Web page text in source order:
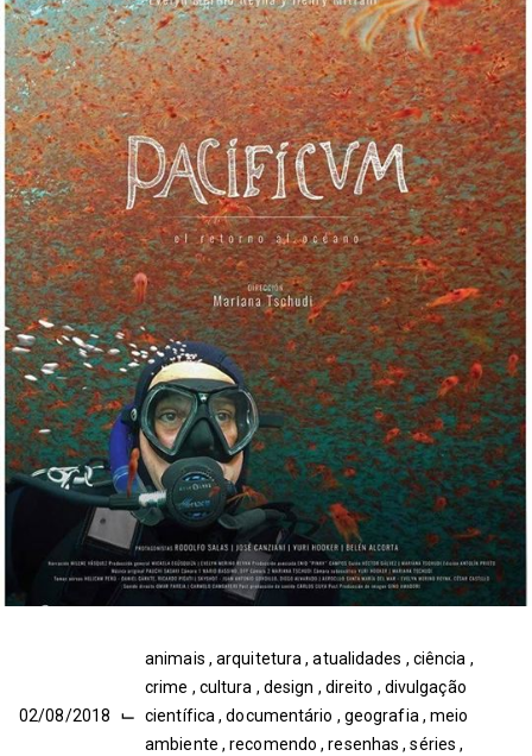
02/08/2018 ⌙
animais ,arquitetura,atualidades , ciência ,
crime , cultura , design , direito , divulgação
científica,documentário , geografia,meio
ambiente ,recomendo,resenhas,séries,